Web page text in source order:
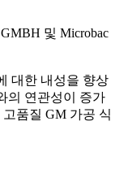
GMBH 및 Microbac
대한 내성을 향상
의 연관성이 증가
품질 GM 가공 식